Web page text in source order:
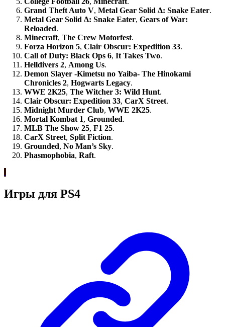
Grand Theft Auto V, Metal Gear Solid Δ: Snake Eater.
Metal Gear Solid Δ: Snake Eater, Gears of War:
Reloaded.
Minecraft, The Crew Motorfest.
Forza Horizon 5, Clair Obscur: Expedition 33.
Call of Duty: Black Ops 6, It Takes Two.
Helldivers 2, Among Us.
Demon Slayer -Kimetsu no Yaiba- The Hinokami
Chronicles 2, Hogwarts Legacy.
WWE 2K25, The Witcher 3: Wild Hunt.
Clair Obscur: Expedition 33, CarX Street.
Midnight Murder Club, WWE 2K25.
Mortal Kombat 1, Grounded.
MLB The Show 25, F1 25.
CarX Street, Split Fiction.
Grounded, No Man’s Sky.
Phasmophobia, Raft.
Игры для PS4